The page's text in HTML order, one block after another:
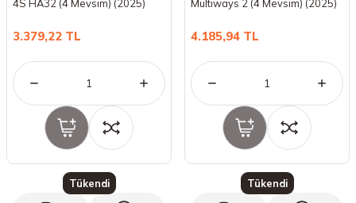
4S HA32 (4 Mevsim) (2025)
3.379,22 TL
Multiways 2 (4 Mevsim) (2025)
4.185,94 TL
Tükendi Tükendi